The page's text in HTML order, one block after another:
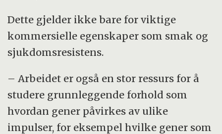
Dette gjelder ikke bare for viktige
kommersielle egenskaper som smak og
sjukdomsresistens.
– Arbeidet er også en stor ressurs for å
studere grunnleggende forhold som
hvordan gener påvirkes av ulike
impulser, for eksempel hvilke gener som